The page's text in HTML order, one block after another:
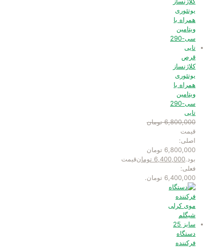
قرص
کلاژنساز
یوتئوری
همراه با
ویتامین
سی-290
تایی
6,800,000 تومان
قیمت
اصلی:
6,800,000 تومان
بود.6,400,000 تومانقیمت
فعلی:
6,400,000 تومان.
دستگاه
فرکننده